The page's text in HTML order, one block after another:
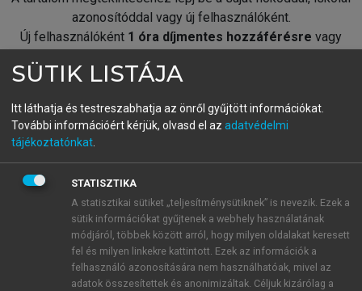
azonosítóddal vagy új felhasználóként.
Új felhasználóként 1 óra díjmentes hozzáférésre vagy
fiókoddal,vagy hozz létre új fiókot.
A regisztráció után apróbaidőszakautomatikusan
BELÉPÉS SAJÁT FIÓKKAL
ÚJ FIÓK LÉTREHOZÁSA
1 óra díjmentes hozzáférés
SÜTIK LISTÁJA
Itt láthatja és testreszabhatja az önről gyűjtött információkat.
További információért kérjük, olvasd el az adatvédelmi
tájékoztatónkat
STATISZTIKA
A statisztikai sütiket „teljesítménysütiknek” is nevezik. Ezek a
sütik információkat gyűjtenek a webhely használatának
módjáról, többek között arról, hogy milyen oldalakat keresett
fel és milyen linkekre kattintott. Ezek az információk a
felhasználó azonosítására nem használhatóak, mivel az
adatok összesítettek és anonimizáltak. Céljuk kizárólag a